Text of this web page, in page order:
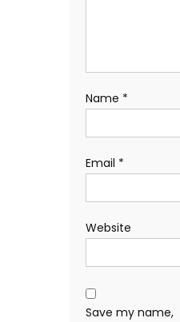
Name *
Email *
Website
Save my name,